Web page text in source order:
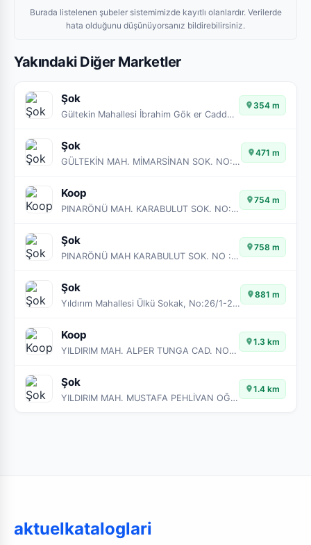
Burada listelenen şubeler sistemimizde kayıtlı olanlardır. Verilerde
hata olduğunu düşünüyorsanız bildirebilirsiniz.
Yakındaki Diğer Marketler
Şok
Gültekin Mahallesi İbrahim Gök er Caddesi No:1 Şarkışla/SİVAS
354 m
Şok
GÜLTEKİN MAH. MİMARSİNAN SOK. NO:13/9-10
471 m
Koop
PINARÖNÜ MAH. KARABULUT SOK. NO:8/2-3 ŞARKIŞLA - SİVAS
754 m
Şok
PINARÖNÜ MAH KARABULUT SOK. NO :3/A
758 m
Şok
Yıldırım Mahallesi Ülkü Sokak, No:26/1-2-3
881 m
Koop
YILDIRIM MAH. ALPER TUNGA CAD. NO:16/A ŞARKIŞLA - SİVAS
1.3 km
Şok
YILDIRIM MAH. MUSTAFA PEHLİVAN OĞLU SOK AVRUPA SİT. A BLOKNO:
1.4 km
aktuelkataloglari